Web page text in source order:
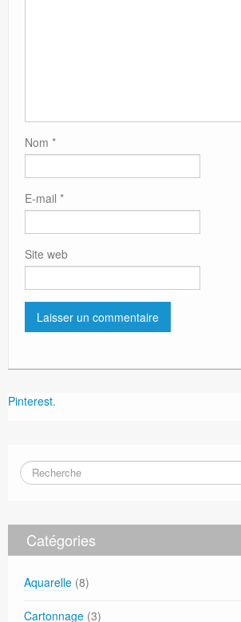
Nom *
E-mail *
Site web
Pinterest.
Catégories
Aquarelle (8)
Cartonnage (3)